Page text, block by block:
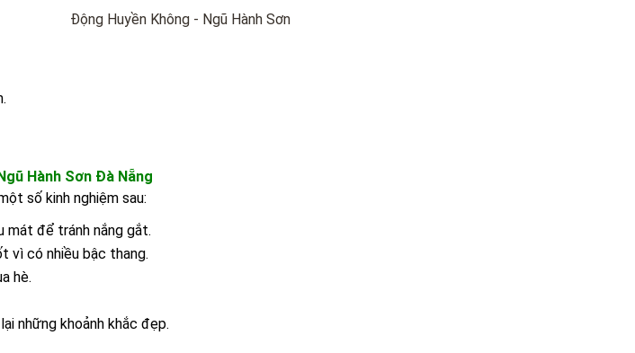
Động Huyền Không - Ngũ Hành Sơn
Hành Sơn Đà Nẵng
số kinh nghiệm sau:
mát để tránh nắng gắt.
vì có nhiều bậc thang.
hè.
những khoảnh khắc đẹp.